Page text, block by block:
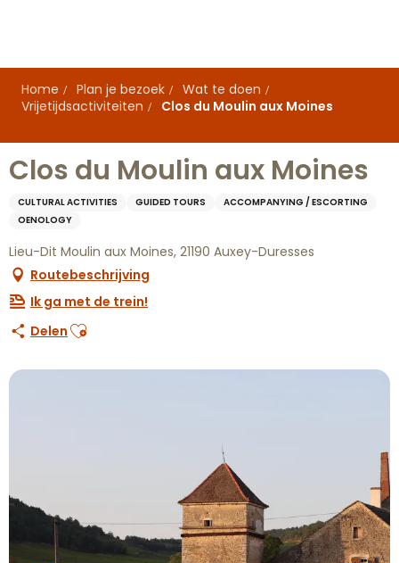
principal
Home
Plan je bezoek
Wat te doen
Vrijetijdsactiviteiten
Clos du Moulin aux Moines
Clos du Moulin aux Moines
CULTURAL ACTIVITIES GUIDED TOURS
ACCOMPANYING / ESCORTING
OENOLOGY
Lieu-Dit Moulin aux Moines, 21190 Auxey-Duresses
Routebeschrijving
Ik ga met de trein!
Delen Ajouter aux favoris